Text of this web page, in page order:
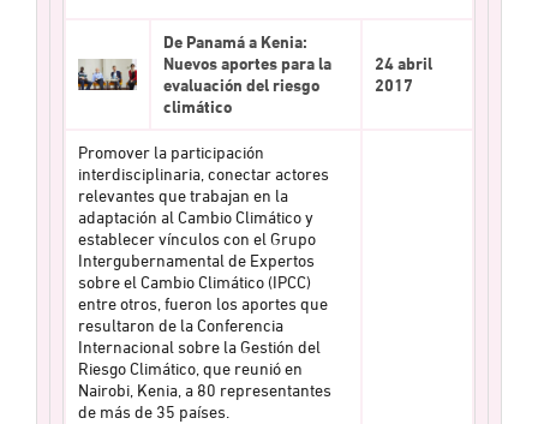
De Panamá a Kenia:
Nuevos aportes para la
evaluación del riesgo
climático
24 abril
2017
Promover la participación
interdisciplinaria, conectar actores
relevantes que trabajan en la
adaptación al Cambio Climático y
establecer vínculos con el Grupo
Intergubernamental de Expertos
sobre el Cambio Climático (IPCC)
entre otros, fueron los aportes que
resultaron de la Conferencia
Internacional sobre la Gestión del
Riesgo Climático, que reunió en
Nairobi, Kenia, a 80 representantes
de más de 35 países.